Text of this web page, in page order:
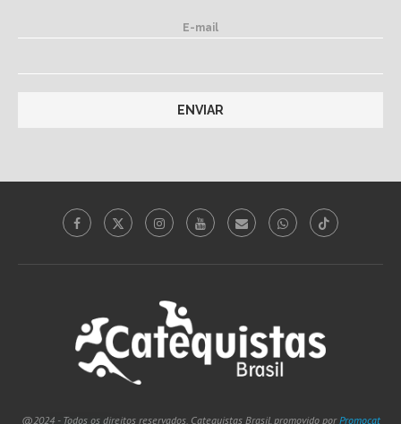
E-mail
@2024 - Todos os direitos reservados. Catequistas Brasil, promovido porPromocat